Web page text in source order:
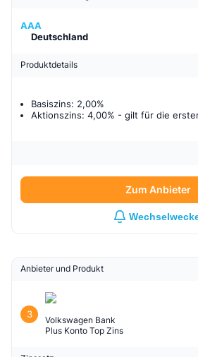
AAA
Deutschland
Produktdetails
Basiszins: 2,00%
Aktionszins: 4,00% - gilt für die
Zum Anbieter
Anbieter und Produkt
3
Volkswagen Bank
Plus Konto Top Zins